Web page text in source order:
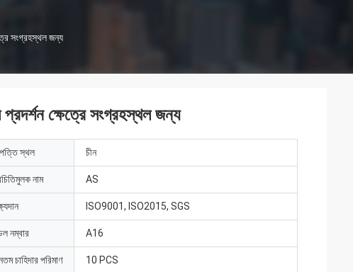
সংগ্রহস্থল জন্য
ক্ষেত্রে সংগ্রহস্থল জন্য
স্থল চীন
নাম AS
ISO9001, ISO2015, SGS
নম্বার A16
চাহিদার পরিমাণ 10 PCS